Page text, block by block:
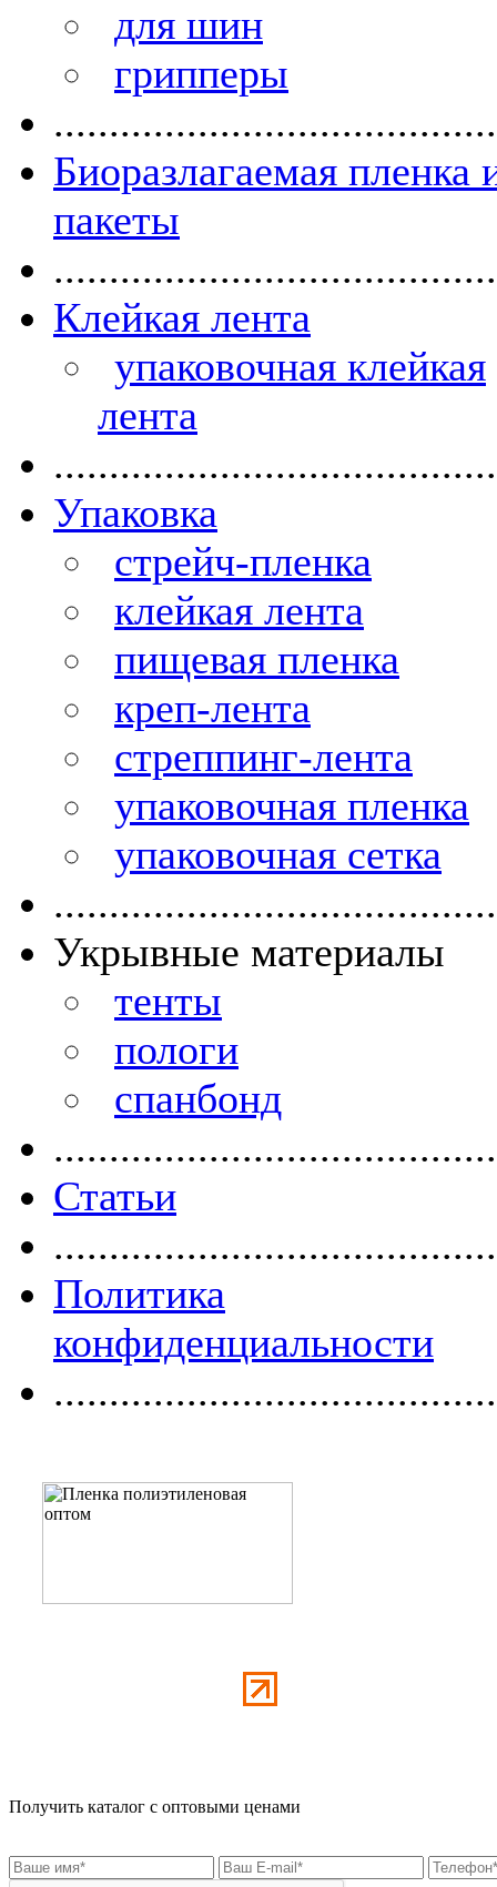
для шин
грипперы
Биоразлагаемая пленка
пакеты
Клейкая лента
упаковочная клейкая
лента
Упаковка
стрейч-пленка
клейкая лента
пищевая пленка
креп-лента
стреппинг-лента
упаковочная пленка
упаковочная сетка
Укрывные материалы
тенты
пологи
спанбонд
Статьи
Политика
конфиденциальности
Получить каталог с оптовыми ценами